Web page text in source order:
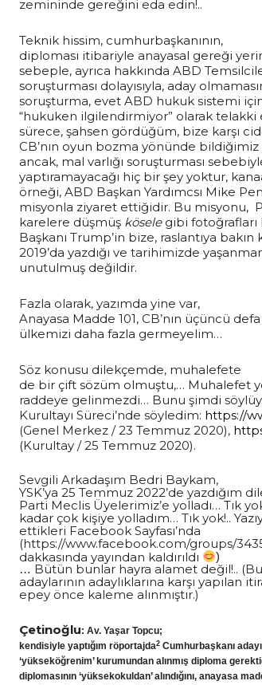
zemininde gereğini eda edin!..
Teknik hissim, cumhurbaşkanının,
diploması itibariyle anayasal gereği
sebeple, ayrıca hakkında ABD
soruşturması dolayısıyla, aday
soruşturma, evet ABD hukuk sistemi
“hukuken ilgilendirmiyor” olarak
sürece, şahsen gördüğüm, bize karşı
CB’nın oyun bozma yönünde
ancak, mal varlığı soruşturması
yaptıramayacağı hiç bir şey yoktur,
örneği, ABD Başkan Yardımcsı Mike
misyonla ziyaret ettiğidir. Bu misyonu,
karelere düşmüş köselegibi fotoğrafları
Başkanı Trump’in bize, raslantıya
2019’da yazdığı ve tarihimizde
unutulmuş değildir.
Fazla olarak, yazımda yine var,
Anayasa Madde 101, CB’nın üçüncü
ülkemizi daha fazla germeyelim…
Söz konusu dilekçemde, muhalefete
de bir çift sözüm olmuştu,… Muhalefet
raddeye gelinmezdi… Bunu şimdi
Kurultayı Süreci’nde söyledim: https://
(Genel Merkez / 23 Temmuz 2020),
(Kurultay / 25 Temmuz 2020).
Sevgili Arkadaşım Bedri Baykam,
YSK’ya 25 Temmuz 2022’de
Parti Meclis Üyelerimiz’e yolladı… Tık
kadar çok kişiye yolladım… Tık yok!..
ettikleri Facebook Sayfası’nda
(https://www.facebook.com/groups/
dakkasında yayından kaldırıldı
)
… Bütün bunlar hayra alamet değil!.. (Bu
adaylarının adaylıklarına karşı yapılan
epey önce kaleme alınmıştır.)
Çetinoğlu: Av. Yaşar Topcu;
kendisiyle yaptığım röportajda2 Cumhurbaşkanı
‘yükseköğrenim’ kurumundan alınmış diploma
diplomasının ‘yüksekokuldan’ alındığını, anayasa